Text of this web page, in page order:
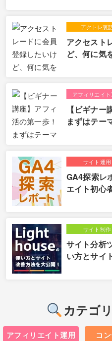
アクトレ裏
アクセスト
ど、何に気
アフィリエイト
【ビギナー
まずはテー
サイト運用
GA4探索レ
エイト初心
サイト制作
サイト分析
い方とサイ
カテゴ
アフィリエイト運用 コ